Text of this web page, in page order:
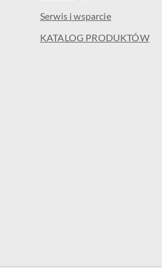
Serwis i wsparcie
KATALOG PRODUKTÓW